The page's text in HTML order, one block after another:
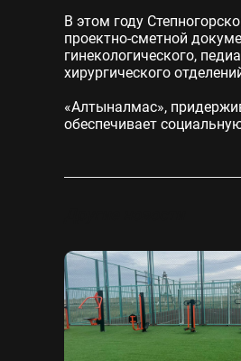
В этом году
проектно-сметной
гинекологического,
хирургического
«Алтыналмас»,
обеспечивает